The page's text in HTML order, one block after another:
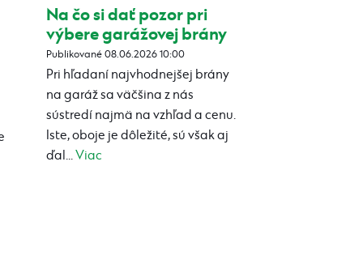
Na čo si dať pozor pri
výbere garážovej brány
Publikované 08.06.2026 10:00
Pri hľadaní najvhodnejšej brány
na garáž sa väčšina z nás
sústredí najmä na vzhľad a cenu.
Iste, oboje je dôležité, sú však aj
ďal...Viac